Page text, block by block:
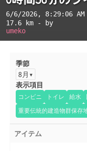
6/6/2026, 8:29:06 AM
17.6 km - by
umeko
季節
8月
表示項目
コンビニ トイレ 給水
重要伝統的建造物群保存
アイテム